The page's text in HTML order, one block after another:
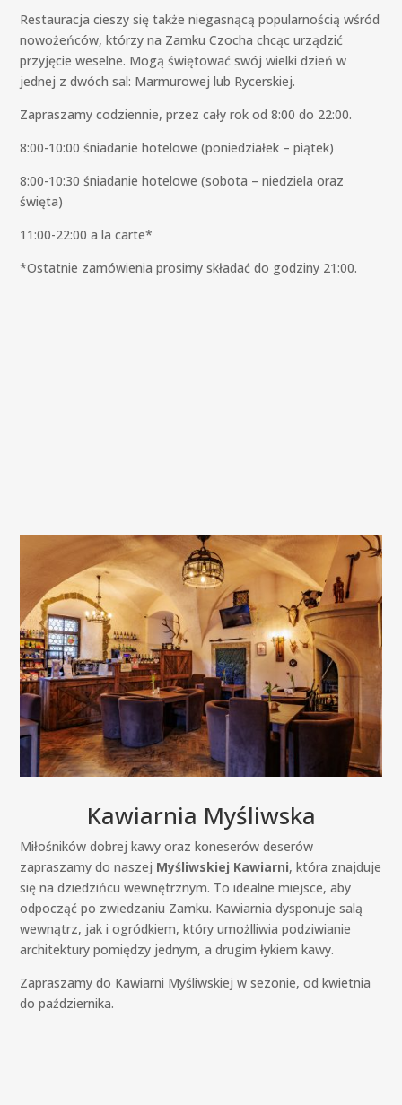
Restauracja cieszy się także niegasnącą popularnością wśród
nowożeńców, którzy na Zamku Czocha chcąc urządzić
przyjęcie weselne. Mogą świętować swój wielki dzień w
jednej z dwóch sal: Marmurowej lub Rycerskiej.
Zapraszamy codziennie, przez cały rok od 8:00 do 22:00.
8:00-10:00 śniadanie hotelowe (poniedziałek – piątek)
8:00-10:30 śniadanie hotelowe (sobota – niedziela oraz
święta)
11:00-22:00 a la carte*
*Ostatnie zamówienia prosimy składać do godziny 21:00.
Kawiarnia Myśliwska
Miłośników dobrej kawy oraz koneserów deserów
zapraszamy do naszej Myśliwskiej Kawiarni, która znajduje
się na dziedzińcu wewnętrznym. To idealne miejsce, aby
odpocząć po zwiedzaniu Zamku. Kawiarnia dysponuje salą
wewnątrz, jak i ogródkiem, który umożlliwia podziwianie
architektury pomiędzy jednym, a drugim łykiem kawy.
Zapraszamy do Kawiarni Myśliwskiej w sezonie, od kwietnia
do października.